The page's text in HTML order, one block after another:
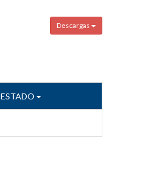
Descargas
ESTADO